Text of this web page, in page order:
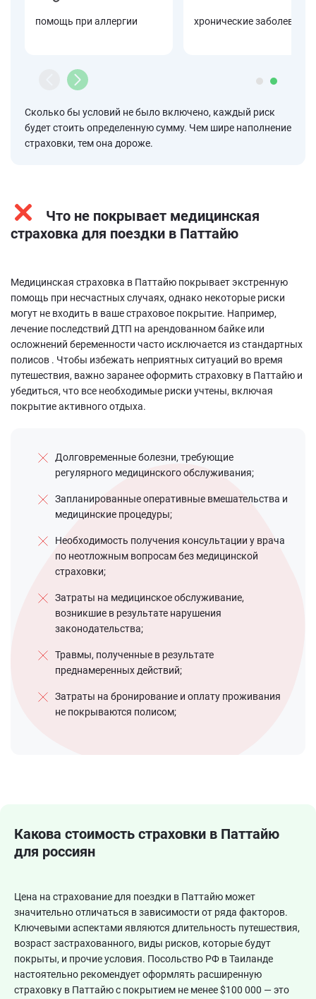
помощь при аллергии хронические заболевания
Сколько бы условий не было включено, каждый риск
будет стоить определенную сумму. Чем шире наполнение
страховки, тем она дороже.
Что не покрывает медицинская
страховка для поездки в Паттайю
Медицинская страховка в Паттайю покрывает экстренную
помощь при несчастных случаях, однако некоторые риски
могут не входить в ваше страховое покрытие. Например,
лечение последствий ДТП на арендованном байке или
осложнений беременности часто исключается из стандартных
полисов . Чтобы избежать неприятных ситуаций во время
путешествия, важно заранее оформить страховку в Паттайю и
убедиться, что все необходимые риски учтены, включая
покрытие активного отдыха.
Долговременные болезни, требующие
регулярного медицинского обслуживания;
Запланированные оперативные вмешательства и
медицинские процедуры;
Необходимость получения консультации у врача
по неотложным вопросам без медицинской
страховки;
Затраты на медицинское обслуживание,
возникшие в результате нарушения
законодательства;
Травмы, полученные в результате
преднамеренных действий;
Затраты на бронирование и оплату проживания
не покрываются полисом;
Какова стоимость страховки в Паттайю
для россиян
Цена на страхование для поездки в Паттайю может
значительно отличаться в зависимости от ряда факторов.
Ключевыми аспектами являются длительность путешествия,
возраст застрахованного, виды рисков, которые будут
покрыты, и прочие условия. Посольство РФ в Таиланде
настоятельно рекомендует оформлять расширенную
страховку в Паттайю с покрытием не менее $100 000 — это